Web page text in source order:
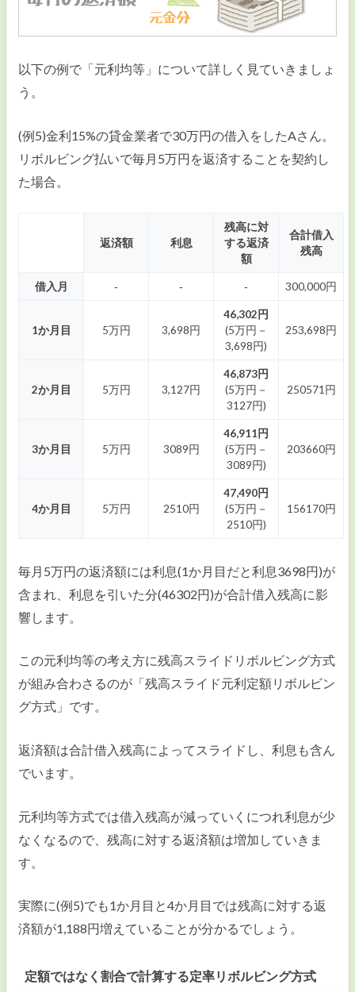
以下の例で「元利均等」について詳しく見ていきましょ
う。
(例5)金利15%の貸金業者で30万円の借入をしたAさん。
リボルビング払いで毎月5万円を返済することを契約し
た場合。
返済額 利息
残高に対
する返済
額
合計借入
残高
借入月 ‐ ‐ ‐ 300,000円
1か月目 5万円 3,698円
46,302円
(5万円－
3,698円)
253,698円
2か月目 5万円 3,127円
46,873円
(5万円－
3127円)
250571円
3か月目 5万円 3089円
46,911円
(5万円－
3089円)
203660円
4か月目 5万円 2510円
47,490円
(5万円－
2510円)
156170円
毎月5万円の返済額には利息(1か月目だと利息3698円)が
含まれ、利息を引いた分(46302円)が合計借入残高に影
響します。
この元利均等の考え方に残高スライドリボルビング方式
が組み合わさるのが「残高スライド元利定額リボルビン
グ方式」です。
返済額は合計借入残高によってスライドし、利息も含ん
でいます。
元利均等方式では借入残高が減っていくにつれ利息が少
なくなるので、残高に対する返済額は増加していきま
す。
実際に(例5)でも1か月目と4か月目では残高に対する返
済額が1,188円増えていることが分かるでしょう。
定額ではなく割合で計算する定率リボルビング方式